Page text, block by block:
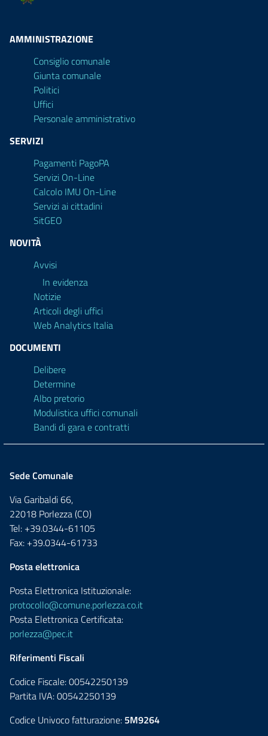
AMMINISTRAZIONE
Consiglio comunale
Giunta comunale
Politici
Uffici
Personale amministrativo
SERVIZI
Pagamenti PagoPA
Servizi On-Line
Calcolo IMU On-Line
Servizi ai cittadini
SitGEO
NOVITÀ
Avvisi
In evidenza
Notizie
Articoli degli uffici
Web Analytics Italia
DOCUMENTI
Delibere
Determine
Albo pretorio
Modulistica uffici comunali
Bandi di gara e contratti
Sede Comunale
Via Garibaldi 66,
22018 Porlezza (CO)
Tel: +39.0344-61105
Fax: +39.0344-61733
Posta elettronica
Posta Elettronica Istituzionale:
protocollo@comune.porlezza.co.it
Posta Elettronica Certificata:
porlezza@pec.it
Riferimenti Fiscali
Codice Fiscale: 00542250139
Partita IVA: 00542250139
Codice Univoco fatturazione: 5M9264